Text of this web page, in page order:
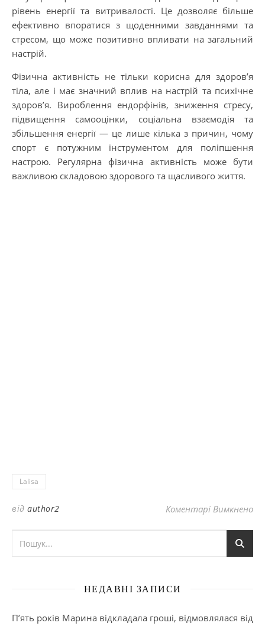
рівень енергії та витривалості. Це дозволяє більше
ефективно впоратися з щоденними завданнями та
стресом, що може позитивно впливати на загальний
настрій.
Фізична активність не тільки корисна для здоров’я
тіла, але і має значний вплив на настрій та психічне
здоров’я. Вироблення ендорфінів, зниження стресу,
підвищення самооцінки, соціальна взаємодія та
збільшення енергії — це лише кілька з причин, чому
спорт є потужним інструментом для поліпшення
настрою. Регулярна фізична активність може бути
важливою складовою здорового та щасливого життя.
Lalisa
від author2 Коментарі Вимкненодо
НЕДАВНІ ЗАПИСИ
П’ять років Марина відкладала гроші, відмовлялася від